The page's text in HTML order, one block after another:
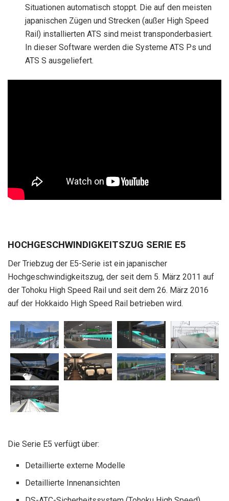
Situationen automatisch stoppt. Die auf den meisten
japanischen Zügen und Strecken (außer High Speed ​​
Rail) installierten ATS sind meist transponderbasiert.
In dieser Software werden die Systeme ATS Ps und
ATS S ausgeliefert.
HOCHGESCHWINDIGKEITSZUG SERIE E5
Der Triebzug der E5-Serie ist ein japanischer
Hochgeschwindigkeitszug, der seit dem 5. März 2011 auf
der Tohoku High Speed ​​Rail und seit dem 26. März 2016
auf der Hokkaido High Speed ​​Rail betrieben wird.
Die Serie E5 verfügt über:
Detaillierte externe Modelle
Detaillierte Innenansichten